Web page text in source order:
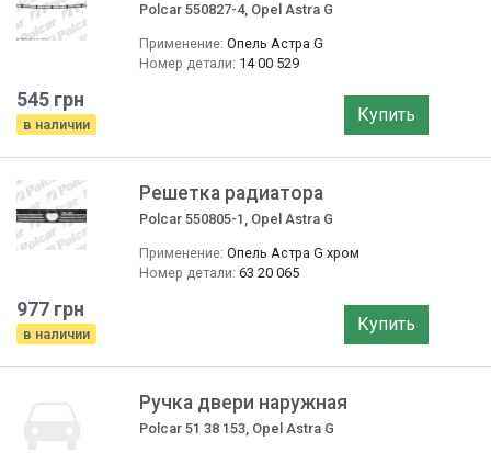
Polcar 550827-4, Opel Astra G
Применение: Опель Астра G
Номер детали: 14 00 529
545 грн
в наличии Купить
Решетка радиатора
Polcar 550805-1, Opel Astra G
Применение: Опель Астра G хром
Номер детали: 63 20 065
977 грн
в наличии Купить
Ручка двери наружная
Polcar 51 38 153, Opel Astra G